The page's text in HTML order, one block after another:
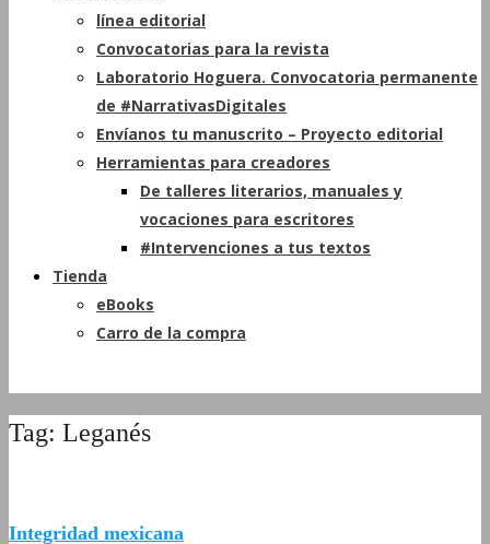
línea editorial
Convocatorias para la revista
Laboratorio Hoguera. Convocatoria permanente
de #NarrativasDigitales
Envíanos tu manuscrito – Proyecto editorial
Herramientas para creadores
De talleres literarios, manuales y
vocaciones para escritores
#Intervenciones a tus textos
Tienda
eBooks
Carro de la compra
Tag: Leganés
Integridad mexicana